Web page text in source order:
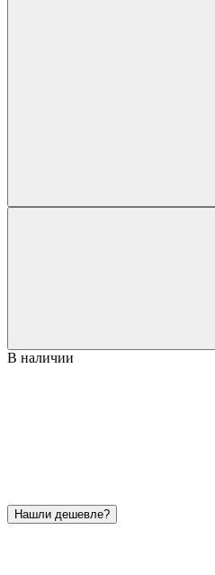
В наличии
Нашли дешевле?